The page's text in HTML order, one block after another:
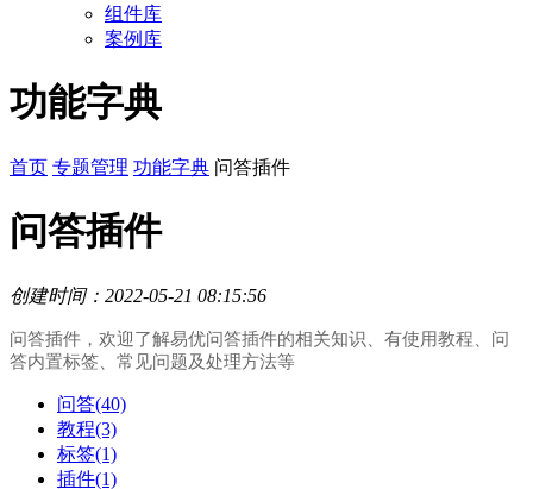
组件库
案例库
功能字典
首页 专题管理 功能字典 问答插件
问答插件
创建时间：2022-05-21 08:15:56
问答插件，欢迎了解易优问答插件的相关知识、有使用教程、问
答内置标签、常见问题及处理方法等
问答(40)
教程(3)
标签(1)
插件(1)